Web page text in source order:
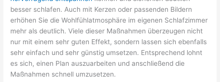
besser schlafen. Auch mit Kerzen oder passenden Bildern
erhöhen Sie die Wohlfühlatmosphäre im eigenen Schlafzimmer
mehr als deutlich. Viele dieser Maßnahmen überzeugen nicht
nur mit einem sehr guten Effekt, sondern lassen sich ebenfalls
sehr einfach und sehr günstig umsetzen. Entsprechend lohnt
es sich, einen Plan auszuarbeiten und anschließend die
Maßnahmen schnell umzusetzen.